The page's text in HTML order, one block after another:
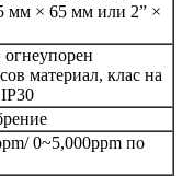
мм × 65 мм или 2” ×
материал, клас на
0~5,000ppm по